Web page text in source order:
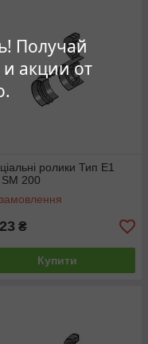
Получай
акции от
ролики Тип E1
200
₴
Купити